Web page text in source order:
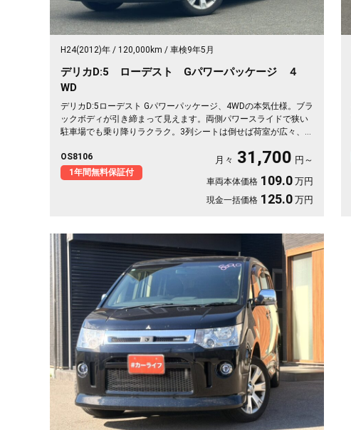
H24(2012)年 120,000km 車検9年5月
デリカD:5 ローデスト Gパワーパッケージ ４
WD
デリカD:5ローデスト Gパワーパッケージ、4WDの本気仕様。ブラ
ックボディが引き締まって見えます。両側パワースライドで狭い
駐車場でも乗り降りラクラク。3列シートは倒せば荷室が広々、キ
きな車体もスッと駐車OK。雪道もアウトドアも仲間との遠出も、
これ一台で頼れる相棒に🚗✨💺🙌。安心して長く乗れる《1年保証
付》です😊
OS8106
1年間無料保証付
月々 31,700 円～
車両本体価格 109.0 万円
現金一括価格 125.0 万円